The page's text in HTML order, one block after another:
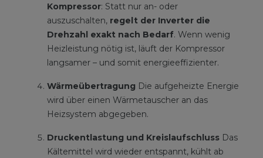
Kompressor: Statt nur an- oder
auszuschalten, regelt der Inverter die
Drehzahl exakt nach Bedarf. Wenn wenig
Heizleistung nötig ist, läuft der Kompressor
langsamer – und somit energieeffizienter.
Wärmeübertragung Die aufgeheizte Energie
wird über einen Wärmetauscher an das
Heizsystem abgegeben.
Druckentlastung und Kreislaufschluss Das
Kältemittel wird wieder entspannt, kühlt ab